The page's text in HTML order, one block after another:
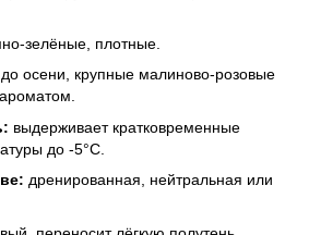
зелёные, плотные.
осени, крупные малиново-розовые
выдерживает кратковременные
до -5°C.
дренированная, нейтральная или